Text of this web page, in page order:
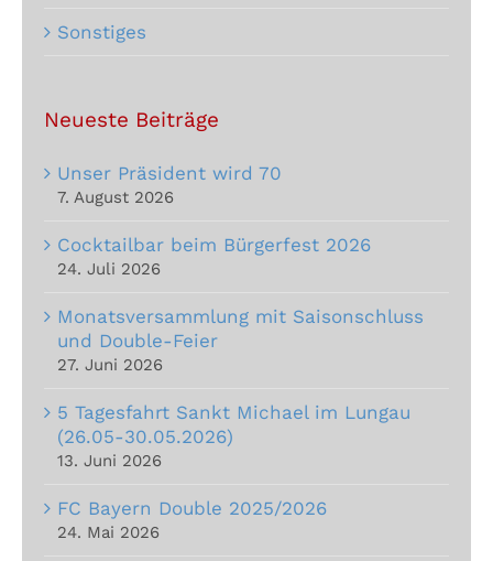
Sonstiges
Neueste Beiträge
Unser Präsident wird 70
7. August 2026
Cocktailbar beim Bürgerfest 2026
24. Juli 2026
Monatsversammlung mit Saisonschluss
und Double-Feier
27. Juni 2026
5 Tagesfahrt Sankt Michael im Lungau
(26.05-30.05.2026)
13. Juni 2026
FC Bayern Double 2025/2026
24. Mai 2026